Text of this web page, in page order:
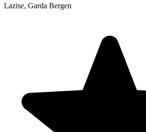
Lazise, Garda Bergen